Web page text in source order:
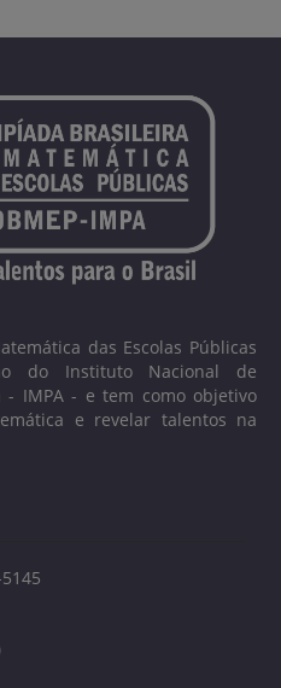
das Escolas Públicas
do Instituto Nacional de
- IMPA - e tem como objetivo
e revelar talentos na